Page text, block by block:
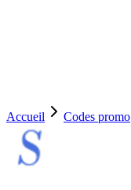
Accueil Codes promo